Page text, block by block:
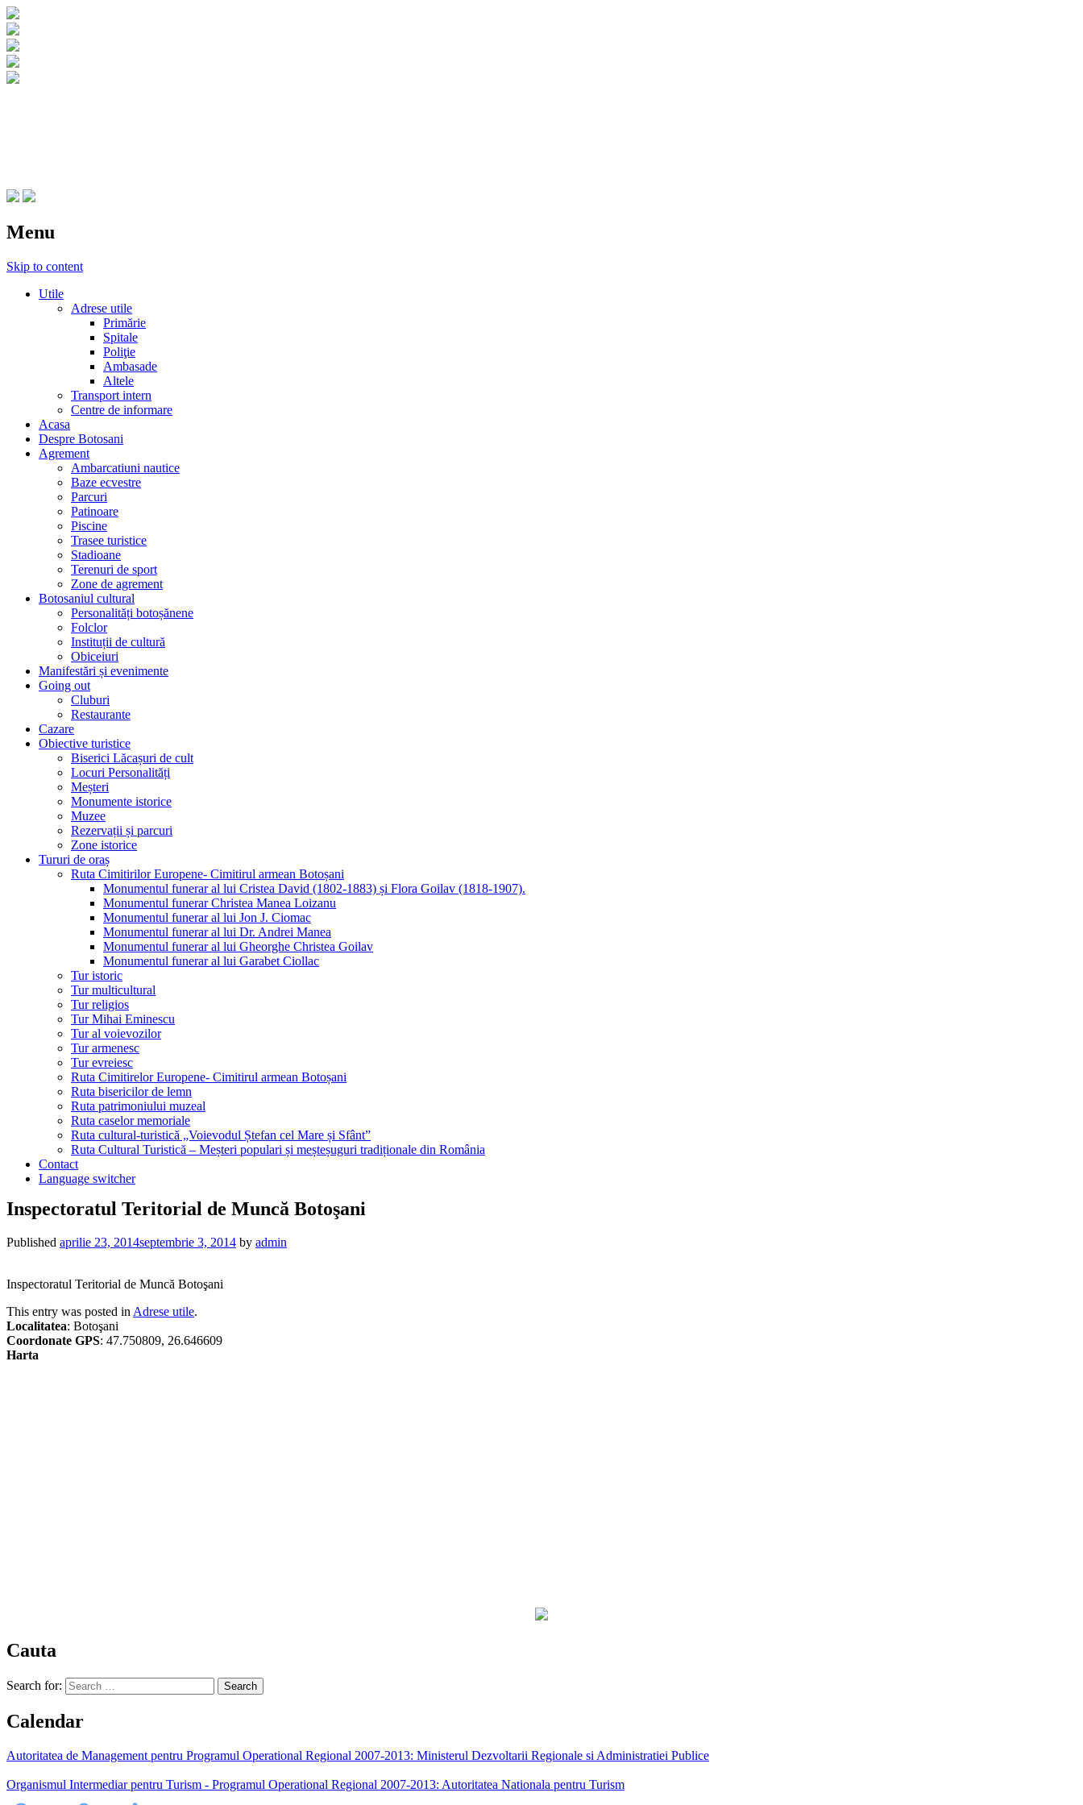
Menu
Skip to content
Utile
Adrese utile
Primărie
Spitale
Poliţie
Ambasade
Altele
Transport intern
Centre de informare
Acasa
Despre Botosani
Agrement
Ambarcatiuni nautice
Baze ecvestre
Parcuri
Patinoare
Piscine
Trasee turistice
Stadioane
Terenuri de sport
Zone de agrement
Botosaniul cultural
Personalități botoșănene
Folclor
Instituții de cultură
Obiceiuri
Manifestări și evenimente
Going out
Cluburi
Restaurante
Cazare
Obiective turistice
Biserici Lăcașuri de cult
Locuri Personalități
Meșteri
Monumente istorice
Muzee
Rezervații și parcuri
Zone istorice
Tururi de oraș
Ruta Cimitirilor Europene- Cimitirul armean Botoșani
Monumentul funerar al lui Cristea David (1802-1883) și Flora Goilav (1818-1907).
Monumentul funerar Christea Manea Loizanu
Monumentul funerar al lui Jon J. Ciomac
Monumentul funerar al lui Dr. Andrei Manea
Monumentul funerar al lui Gheorghe Christea Goilav
Monumentul funerar al lui Garabet Ciollac
Tur istoric
Tur multicultural
Tur religios
Tur Mihai Eminescu
Tur al voievozilor
Tur armenesc
Tur evreiesc
Ruta Cimitirelor Europene- Cimitirul armean Botoșani
Ruta bisericilor de lemn
Ruta patrimoniului muzeal
Ruta caselor memoriale
Ruta cultural-turistică „Voievodul Ștefan cel Mare și Sfânt”
Ruta Cultural Turistică – Meșteri populari și meșteșuguri tradiționale din România
Contact
Language switcher
Inspectoratul Teritorial de Muncă Botoşani
Published aprilie 23, 2014septembrie 3, 2014 by admin
Inspectoratul Teritorial de Muncă Botoşani
This entry was posted inAdrese utile.
Localitatea: Botoşani
Coordonate GPS: 47.750809, 26.646609
Harta
Cauta
Search for:
Calendar
Autoritatea de Management pentru Programul Operational Regional 2007-2013: Ministerul Dezvoltarii Regionale si Administratiei Publice
Organismul Intermediar pentru Turism - Programul Operational Regional 2007-2013: Autoritatea Nationala pentru Turism